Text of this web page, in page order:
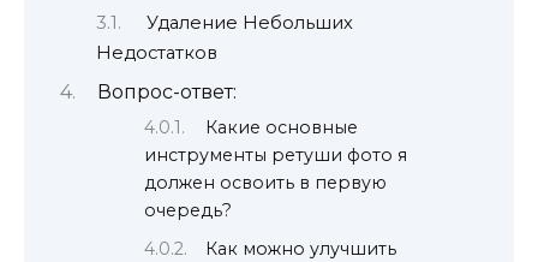
Удаление Небольших
Недостатков
Вопрос-ответ:
Какие основные
инструменты ретуши фото я
должен освоить в первую
очередь?
Как можно улучшить